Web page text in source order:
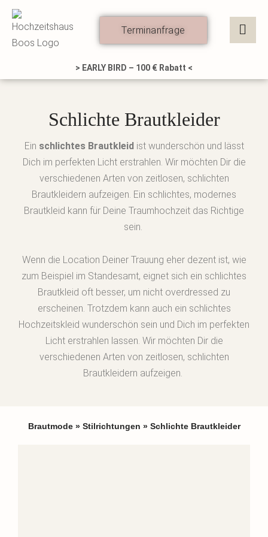
Zum
Inhalt
springen
Terminanfrage
> EARLY BIRD – 100 € Rabatt <
Schlichte Brautkleider
Ein schlichtes Brautkleid ist wunderschön und lässt
Dich im perfekten Licht erstrahlen. Wir möchten Dir die
verschiedenen Arten von zeitlosen, schlichten
Brautkleidern aufzeigen. Ein schlichtes, modernes
Brautkleid kann für Deine Traumhochzeit das Richtige
sein.
Wenn die Location Deiner Trauung eher dezent ist, wie
zum Beispiel im Standesamt, eignet sich ein schlichtes
Brautkleid oft besser, um nicht overdressed zu
erscheinen. Trotzdem kann auch ein schlichtes
Hochzeitskleid wunderschön sein und Dich im perfekten
Licht erstrahlen lassen. Wir möchten Dir die
verschiedenen Arten von zeitlosen, schlichten
Brautkleidern aufzeigen.
Brautmode» Stilrichtungen » Schlichte Brautkleider